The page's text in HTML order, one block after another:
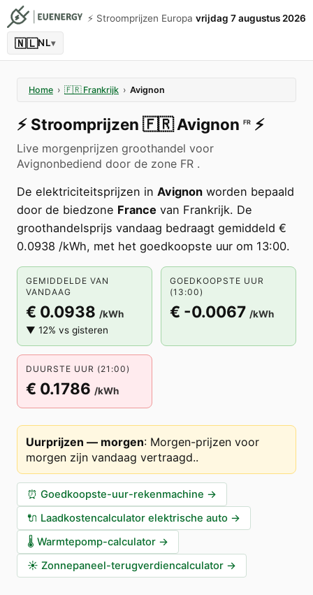
⚡️ Stroomprijzen Europa vrijdag 7 augustus 2026
🇳🇱NL▾
Home › 🇫🇷 Frankrijk › Avignon
⚡️ Stroomprijzen 🇫🇷 Avignon FR ⚡️
Live morgenprijzen groothandel voor
Avignonbediend door de zone FR .
De elektriciteitsprijzen in Avignon worden bepaald
door de biedzone France van Frankrijk. De
groothandelsprijs vandaag bedraagt gemiddeld €
0.0938 /kWh, met het goedkoopste uur om 13:00.
GEMIDDELDE VAN
VANDAAG
€ 0.0938 /kWh
▼ 12% vs gisteren
GOEDKOOPSTE UUR
(13:00)
€ -0.0067 /kWh
DUURSTE UUR (21:00)
€ 0.1786 /kWh
Uurprijzen — morgen: Morgen-prijzen voor
morgen zijn vandaag vertraagd..
⏰ Goedkoopste-uur-rekenmachine →
🔌 Laadkostencalculator elektrische auto →
🌡️ Warmtepomp-calculator →
☀️ Zonnepaneel-terugverdiencalculator →